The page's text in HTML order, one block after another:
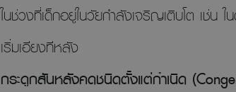
ในช่วงที่เด็กอยู่ในวัยกำลังเจริญเติบโต เช่น
เริ่มเอียงทีหลัง
กระดูกสันหลังคดชนิดตั้งแต่กำเนิด